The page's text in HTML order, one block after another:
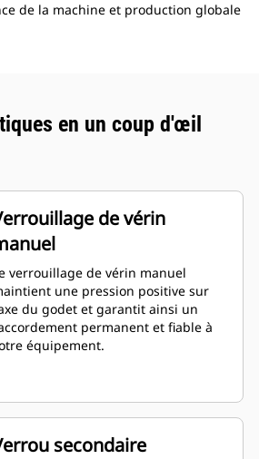
de la machine et production globale
en un coup d'œil
de vérin
verrouillage de vérin manuel
une pression positive sur
du godet et garantit ainsi un
permanent et fiable à
équipement.
secondaire